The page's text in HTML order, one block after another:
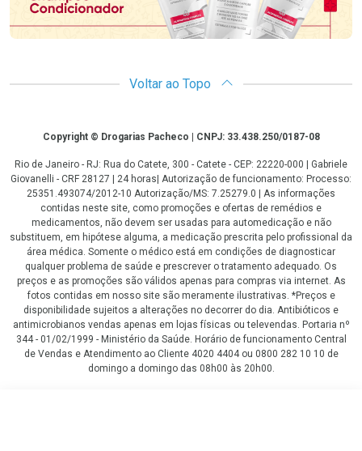
Voltar ao Topo
CopyrightCopyright © Drogarias Pacheco | CNPJ: 33.438.250/0187-08
Rio de Janeiro - RJ: Rua do Catete, 300 - Catete - CEP: 22220-000 | Gabriele
Giovanelli - CRF 28127 | 24 horas| Autorização de funcionamento: Processo:
25351.493074/2012-10 Autorização/MS: 7.25279.0 | As informações
contidas neste site, como promoções e ofertas de remédios e
medicamentos, não devem ser usadas para automedicação e não
substituem, em hipótese alguma, a medicação prescrita pelo profissional da
área médica. Somente o médico está em condições de diagnosticar
qualquer problema de saúde e prescrever o tratamento adequado. Os
preços e as promoções são válidos apenas para compras via internet. As
fotos contidas em nosso site são meramente ilustrativas. *Preços e
disponibilidade sujeitos a alterações no decorrer do dia. Antibióticos e
antimicrobianos vendas apenas em lojas físicas ou televendas. Portaria nº
344 - 01/02/1999 - Ministério da Saúde. Horário de funcionamento Central
de Vendas e Atendimento ao Cliente 4020 4404 ou 0800 282 10 10 de
domingo a domingo das 08h00 às 20h00.